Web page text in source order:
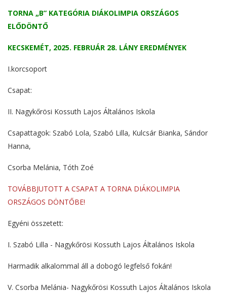
TORNA „B” KATEGÓRIA DIÁKOLIMPIA ORSZÁGOS
ELŐDÖNTŐ
KECSKEMÉT, 2025. FEBRUÁR 28. LÁNY EREDMÉNYEK
I.korcsoport
Csapat:
II. Nagykőrösi Kossuth Lajos Általános Iskola
Csapattagok: Szabó Lola, Szabó Lilla, Kulcsár Bianka, Sándor
Hanna,
Csorba Melánia, Tóth Zoé
TOVÁBBJUTOTT A CSAPAT A TORNA DIÁKOLIMPIA
ORSZÁGOS DÖNTŐBE!
Egyéni összetett:
I. Szabó Lilla - Nagykőrösi Kossuth Lajos Általános Iskola
Harmadik alkalommal áll a dobogó legfelső fokán!
V. Csorba Melánia- Nagykőrösi Kossuth Lajos Általános Iskola